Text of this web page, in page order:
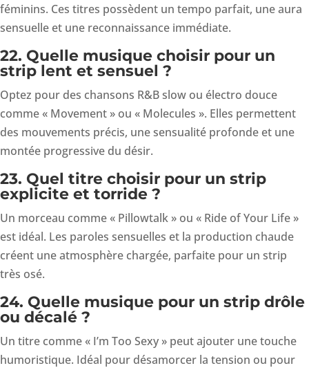
féminins. Ces titres possèdent un tempo parfait, une aura
sensuelle et une reconnaissance immédiate.
22. Quelle musique choisir pour un
strip lent et sensuel ?
Optez pour des chansons R&B slow ou électro douce
comme « Movement » ou « Molecules ». Elles permettent
des mouvements précis, une sensualité profonde et une
montée progressive du désir.
23. Quel titre choisir pour un strip
explicite et torride ?
Un morceau comme « Pillowtalk » ou « Ride of Your Life »
est idéal. Les paroles sensuelles et la production chaude
créent une atmosphère chargée, parfaite pour un strip
très osé.
24. Quelle musique pour un strip drôle
ou décalé ?
Un titre comme « I’m Too Sexy » peut ajouter une touche
humoristique. Idéal pour désamorcer la tension ou pour